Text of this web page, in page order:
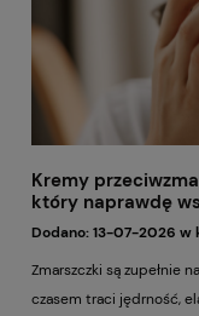
Kremy
który naprawdę
Dodano:13-07-2026 w
Zmarszczki są zupełnie
czasem traci jędrność,